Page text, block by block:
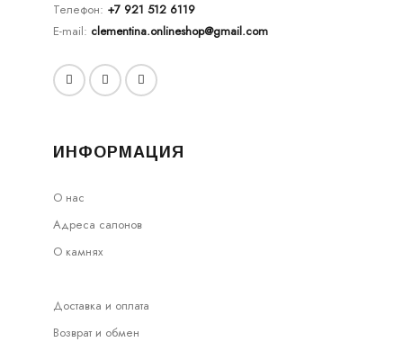
Телефон: +7 921 512 6119
E-mail: clementina.onlineshop@gmail.com
ИНФОРМАЦИЯ
О нас
Адреса салонов
О камнях
Доставка и оплата
Возврат и обмен